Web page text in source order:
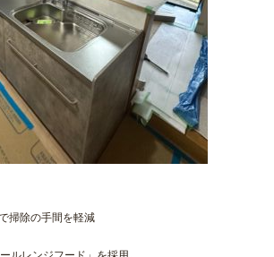
掃除の手間を軽減